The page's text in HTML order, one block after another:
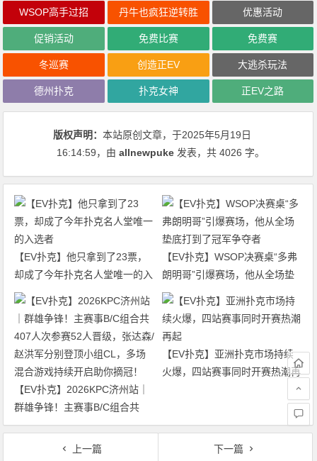
WSOP高手过招 丹牛也疯狂逆转胜 优惠活动
促销活动 免费比赛 免费赛
冬巡赛 创造正EV 大逃杀玩法
德州扑克 扑克女神 正EV之路
版权声明：本站原创文章，于2025年5月19日
16:14:59，由allnewpuke 发表，共 4026 字。
【EV扑克】他只拿到了23票，
却成了今年扑克名人堂唯一的入
选者
【EV扑克】WSOP决赛桌“多弗
朗明哥”引爆赛场，他从全场垫
底打到了冠军争夺者
【EV扑克】2026KPC济州站｜
群雄争锋！主赛事B/C组合共
407人次参赛52人晋级，张达森/
赵洪军分别登顶小组CL，多场
【EV扑克】亚洲扑克市场持续
火爆，四站赛事同时开赛热潮再
上一篇
下一篇